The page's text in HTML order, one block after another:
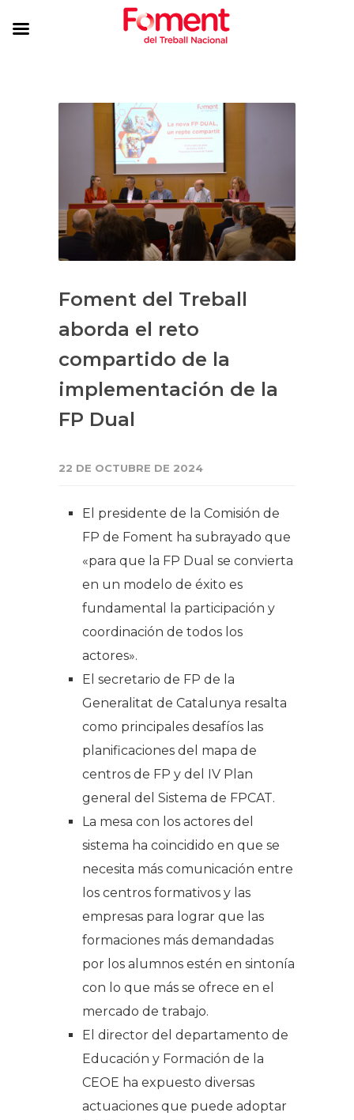
Foment del Treball
aborda el reto
compartido de la
implementación de la
FP Dual
22 DE OCTUBRE DE 2024
El presidente de la Comisión de
FP de Foment ha subrayado que
«para que la FP Dual se convierta
en un modelo de éxito es
fundamental la participación y
coordinación de todos los
actores».
El secretario de FP de la
Generalitat de Catalunya resalta
como principales desafíos las
planificaciones del mapa de
centros de FP y del IV Plan
general del Sistema de FPCAT.
La mesa con los actores del
sistema ha coincidido en que se
necesita más comunicación entre
los centros formativos y las
empresas para lograr que las
formaciones más demandadas
por los alumnos estén en sintonía
con lo que más se ofrece en el
mercado de trabajo.
El director del departamento de
Educación y Formación de la
CEOE ha expuesto diversas
actuaciones que puede adoptar